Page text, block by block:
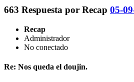
663 Respuesta por Recap 05-
Recap
Administrador
No conectado
Re: Nos queda el doujin.